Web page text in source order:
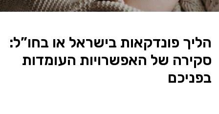
הליך פונדקאות בישראל או בחו”ל:
סקירה של האפשרויות העומדות
בפניכם